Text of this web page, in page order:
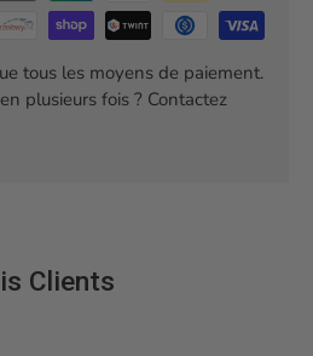
tous les moyens de paiement.
plusieurs fois ? Contactez
Clients